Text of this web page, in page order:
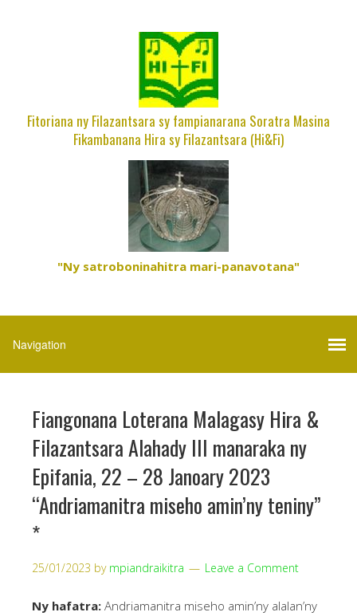
Fitoriana ny Filazantsara sy fampianarana Soratra Masina
Fikambanana Hira sy Filazantsara (Hi&Fi)
"Ny satroboninahitra mari-panavotana"
Fiangonana Loterana Malagasy Hira &
Filazantsara Alahady III manaraka ny
Epifania, 22 – 28 Janoary 2023
“Andriamanitra miseho amin’ny teniny”
*
25/01/2023 by mpiandraikitra Leave a Comment
Ny hafatra: Andriamanitra miseho amin’ny alalan’ny